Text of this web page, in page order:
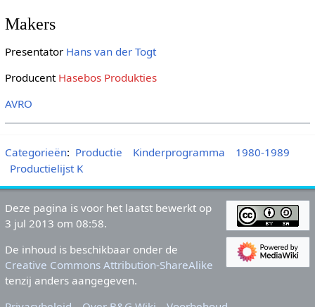
Makers
Presentator Hans van der Togt
Producent Hasebos Produkties
AVRO
Categorieën: Productie Kinderprogramma
1980-1989
Productielijst K
Deze pagina is voor het laatst bewerkt op
3 jul 2013 om 08:58.
De inhoud is beschikbaar onder de
Creative Commons Attribution-ShareAlike
tenzij anders aangegeven.